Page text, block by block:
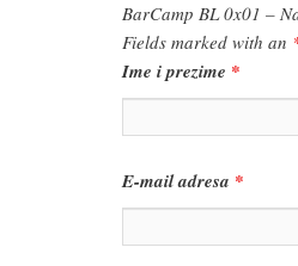
BarCamp BL 0x01 –
Fields marked with an
Ime i prezime *
E-mail adresa *